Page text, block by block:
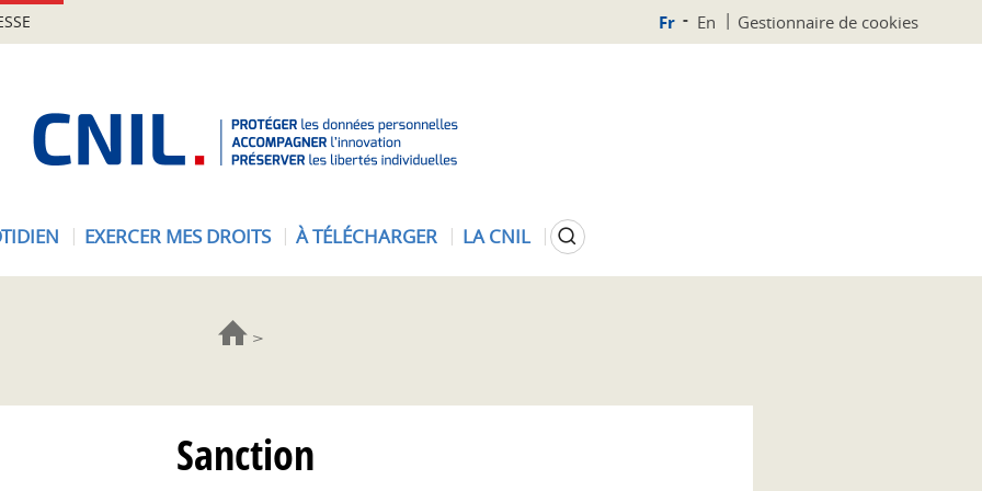
Fr En Gestionnaire de cookies
EXERCER MES DROITS À TÉLÉCHARGER LA CNIL Rechercher
Sanction